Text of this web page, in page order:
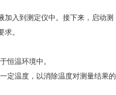
入到测定仪中。接下来，启动测
。
恒温环境中。
定温度，以消除温度对测量结果的